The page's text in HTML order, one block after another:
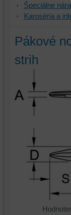
Špeciálne
Karoséria a
Pákové
strih